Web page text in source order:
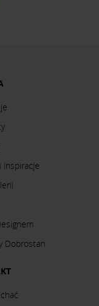
inspiracje
Dobrostan